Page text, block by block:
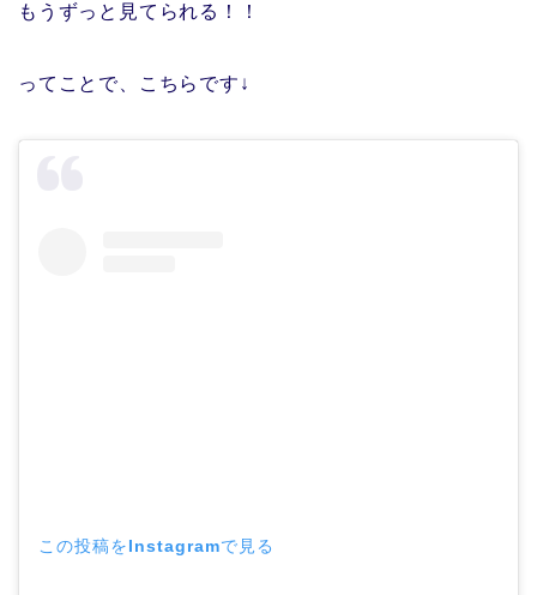
もうずっと見てられる！！
ってことで、こちらです↓
この投稿をInstagramで見る